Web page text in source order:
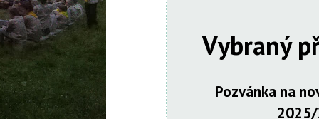
Vybraný
Pozvánka na